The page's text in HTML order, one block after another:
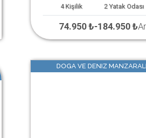
4 Kişilik 2 Yatak Odası
74.950 ₺-184.950 ₺
DOGA VE DENIZ